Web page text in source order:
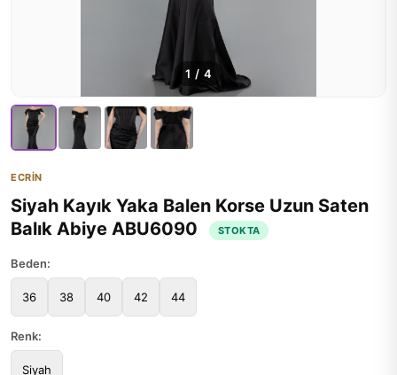
1 / 4
ECRİN
Siyah Kayık Yaka Balen Korse Uzun Saten
Balık Abiye ABU6090
STOKTA
Beden:
36 38 40 42 44
Renk:
Siyah